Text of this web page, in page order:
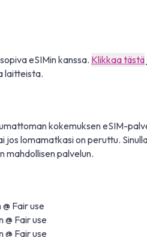
eSIMin kanssa. Klikkaa tästä
laitteista.
kokemuksen eSIM-
jos lomamatkasi on peruttu.
mahdollisen palvelun.
Fair use
Fair use
Fair use